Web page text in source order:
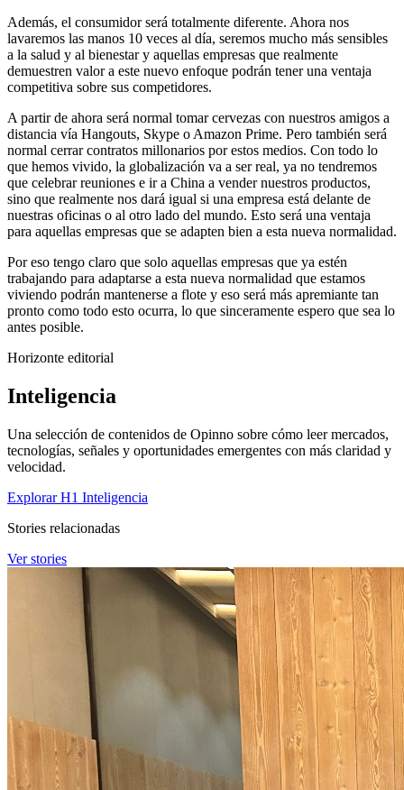
Además, el consumidor será totalmente diferente. Ahora nos
lavaremos las manos 10 veces al día, seremos mucho más sensibles
a la salud y al bienestar y aquellas empresas que realmente
demuestren valor a este nuevo enfoque podrán tener una ventaja
competitiva sobre sus competidores.
A partir de ahora será normal tomar cervezas con nuestros amigos a
distancia vía Hangouts, Skype o Amazon Prime. Pero también será
normal cerrar contratos millonarios por estos medios. Con todo lo
que hemos vivido, la globalización va a ser real, ya no tendremos
que celebrar reuniones e ir a China a vender nuestros productos,
sino que realmente nos dará igual si una empresa está delante de
nuestras oficinas o al otro lado del mundo. Esto será una ventaja
para aquellas empresas que se adapten bien a esta nueva normalidad.
Por eso tengo claro que solo aquellas empresas que ya estén
trabajando para adaptarse a esta nueva normalidad que estamos
viviendo podrán mantenerse a flote y eso será más apremiante tan
pronto como todo esto ocurra, lo que sinceramente espero que sea lo
antes posible.
Horizonte editorial
Inteligencia
Una selección de contenidos de Opinno sobre cómo leer mercados,
tecnologías, señales y oportunidades emergentes con más claridad y
velocidad.
Explorar H1 Inteligencia
Stories relacionadas
Ver stories